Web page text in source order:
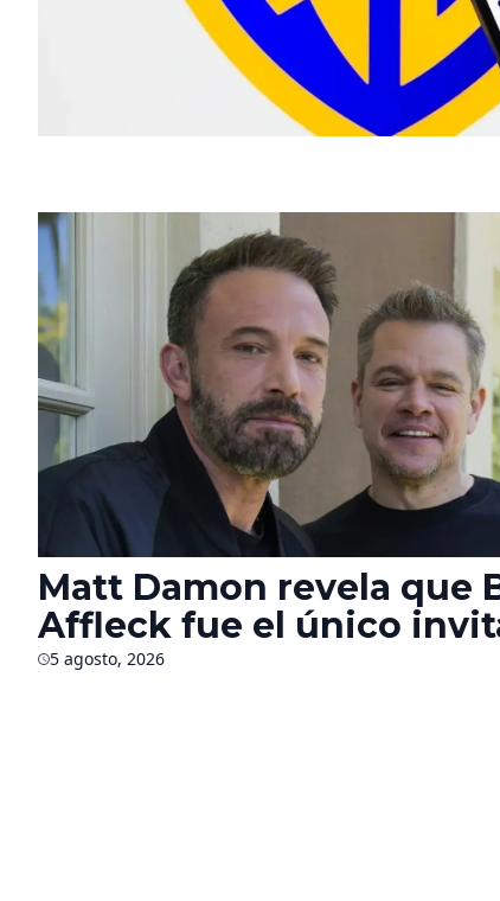
Matt Damon revela que
Affleck fue el único
autorizado en el rodaje de
5 agosto, 2026